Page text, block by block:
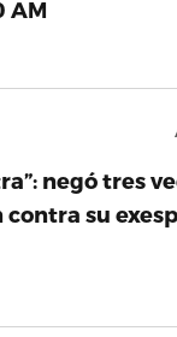
AM
negó tres
su